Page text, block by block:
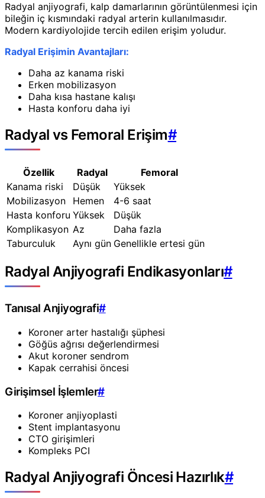
Radyal anjiyografi, kalp damarlarının görüntülenmesi için
bileğin iç kısmındaki radyal arterin kullanılmasıdır.
Modern kardiyolojide tercih edilen erişim yoludur.
Radyal Erişimin Avantajları:
Daha az kanama riski
Erken mobilizasyon
Daha kısa hastane kalışı
Hasta konforu daha iyi
Radyal vs Femoral Erişim#
Özellik Radyal
Femoral
Kanama riski
Düşük
Yüksek
Mobilizasyon
Hemen
4-6 saat
Hasta konforu Yüksek
Düşük
Komplikasyon Az
Daha fazla
Taburculuk
Aynı gün Genellikle ertesi gün
Radyal Anjiyografi Endikasyonları#
Tanısal Anjiyografi#
Koroner arter hastalığı şüphesi
Göğüs ağrısı değerlendirmesi
Akut koroner sendrom
Kapak cerrahisi öncesi
Girişimsel İşlemler#
Koroner anjiyoplasti
Stent implantasyonu
CTO girişimleri
Kompleks PCI
Radyal Anjiyografi Öncesi Hazırlık#